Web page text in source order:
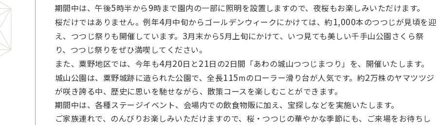
期間中は、午後5時半から9時まで園内の一部に照明を設置しますので、夜桜もお楽しみいただけます。
桜だけではありません。例年4月中旬からゴールデンウィークにかけては、約1,000本のつつじが見頃を迎
え、つつじ祭りも開催しています。 3月末から5月上旬にかけて、いつ見ても美しい千手山公園さくら祭
り、つつじ祭りをぜひ満喫してください。
また、粟野地区では、今年も4月20日と21日の2日間「あわの城山つつじまつり」を、開催いたします。
城山公園は、粟野城跡に造られた公園で、全長115mのローラー滑り台が人気です。約2万株のヤマツツジ
が咲き誇る中、歴史に思いを馳せながら、散策コースを楽しむことができます。
期間中は、各種ステージイベント、会場内での飲食物販に加え、宝探しなどを実施いたします。
ご家族連れで、のんびりお楽しみいただけますので、桜・つつじの華やかな季節にも、ご来場をお待ちし